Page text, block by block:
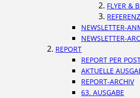
FLYER &
NEWSLETTER-
NEWSLETTER-
REPORT
REPORT PER
AKTUELLE
REPORT-ARCHIV
63. AUSGABE